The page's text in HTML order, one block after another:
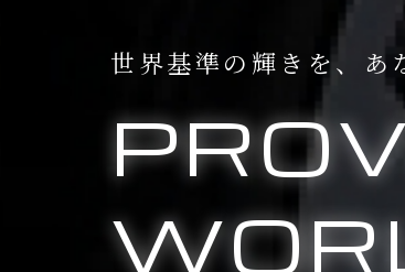
世界基準の輝きを、 あ